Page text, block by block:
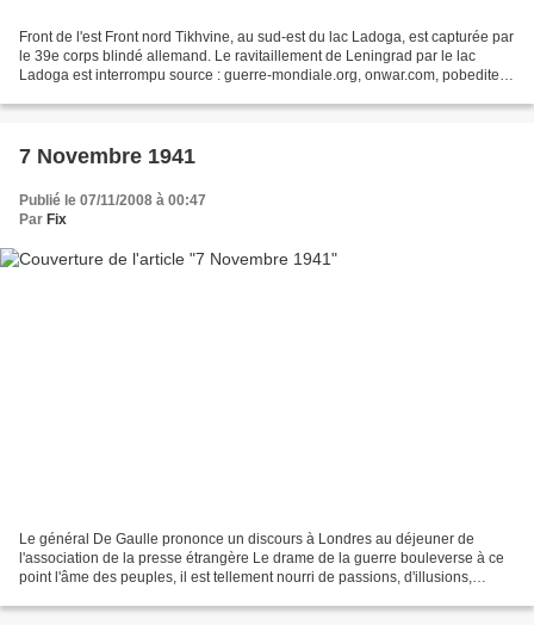
Front de l'est Front nord Tikhvine, au sud-est du lac Ladoga, est capturée par
le 39e corps blindé allemand. Le ravitaillement de Leningrad par le lac
Ladoga est interrompu source : guerre-mondiale.org, onwar.com, pobediteli
7 Novembre 1941
Publié le 07/11/2008 à 00:47
Par Fix
Le général De Gaulle prononce un discours à Londres au déjeuner de
l'association de la presse étrangère Le drame de la guerre bouleverse à ce
point l'âme des peuples, il est tellement nourri de passions, d'illusions,